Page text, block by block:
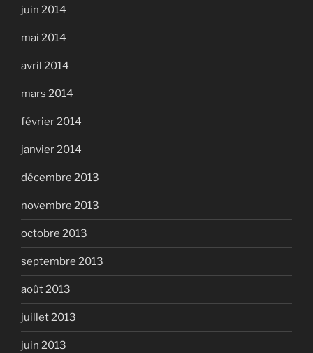
juin 2014
mai 2014
avril 2014
mars 2014
février 2014
janvier 2014
décembre 2013
novembre 2013
octobre 2013
septembre 2013
août 2013
juillet 2013
juin 2013